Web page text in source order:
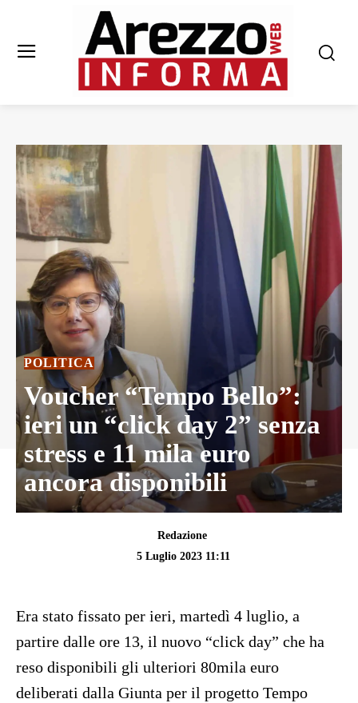
POLITICA
Voucher “Tempo Bello”:
ieri un “click day 2” senza
stress e 11 mila euro
ancora disponibili
Redazione
5 Luglio 2023 11:11
Era stato fissato per ieri, martedì 4 luglio, a
partire dalle ore 13, il nuovo “click day” che ha
reso disponibili gli ulteriori 80mila euro
deliberati dalla Giunta per il progetto Tempo